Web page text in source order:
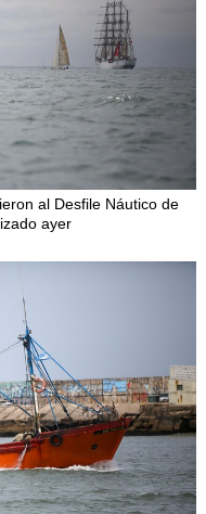
al Desfile Náutico de
ayer